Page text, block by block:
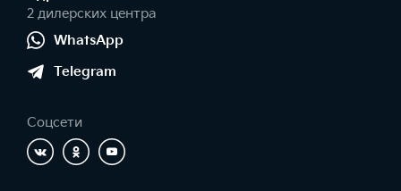
2 дилерских центра
WhatsApp
Telegram
Соцсети